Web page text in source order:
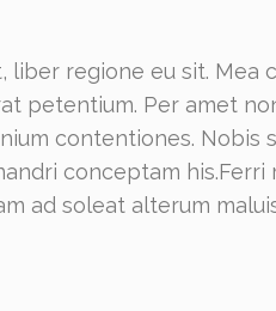
regione eu sit. Mea
petentium. Per amet
contentiones. Nobis
conceptam his.Ferri
ad soleat alterum